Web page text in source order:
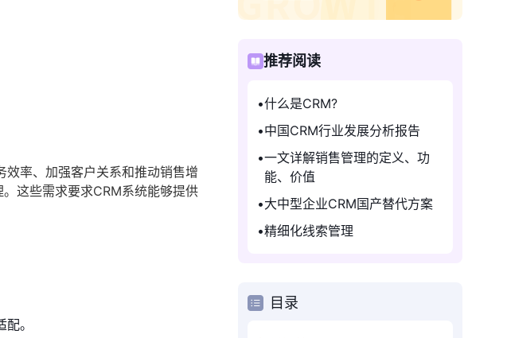
率、加强客户关系和推动销售增
这些需求要求CRM系统能够提供
。
推荐阅读
什么是CRM?
中国CRM行业发展分析报告
一文详解销售管理的定义、功
能、价值
大中型企业CRM国产替代方案
精细化线索管理
目录